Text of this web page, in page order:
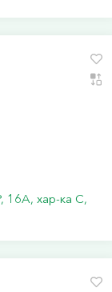
16A, хар-ка C,